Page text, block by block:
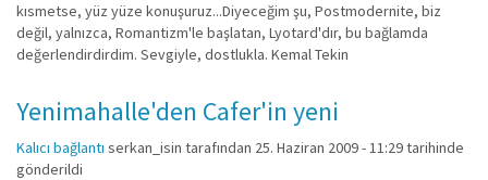
kısmetse, yüz yüze konuşuruz...Diyeceğim şu, Postmodernite, biz
değil, yalnızca, Romantizm'le başlatan, Lyotard'dır, bu bağlamda
değerlendirdirdim. Sevgiyle, dostlukla. Kemal Tekin
Yenimahalle'den Cafer'in yeni
Kalıcı bağlantı serkan_isin tarafından 25. Haziran 2009 - 11:29 tarihinde
gönderildi